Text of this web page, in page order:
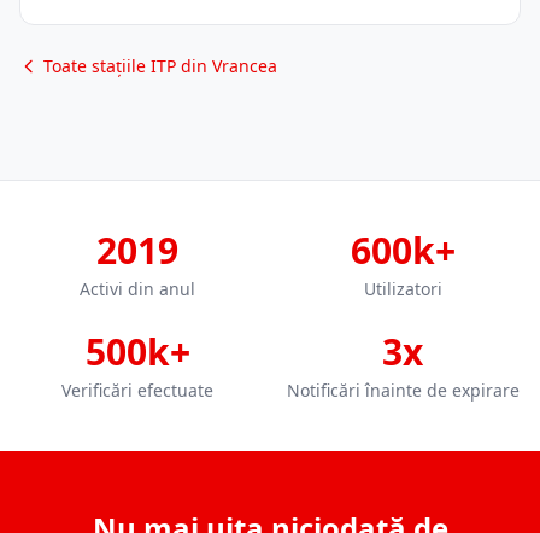
Toate stațiile ITP din Vrancea
2019
Activi din anul
600k+
Utilizatori
500k+
Verificări efectuate
3x
Notificări înainte de expirare